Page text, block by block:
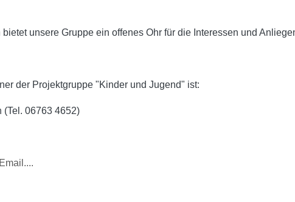
bietet unsere Gruppe ein offenes Ohr für die Interessen und
der Projektgruppe "Kinder und Jugend" ist:
(Tel. 06763 4652)